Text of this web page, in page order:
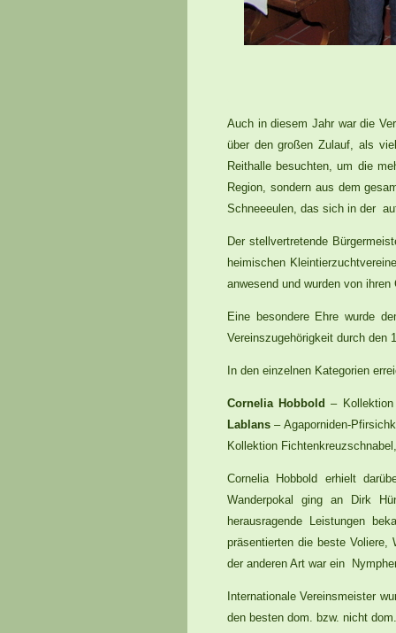
Auch in diesem Jahr war die
über den großen Zulauf, als
Reithalle besuchten, um die
Region, sondern aus dem
Schneeeulen, das sich in der
Der stellvertretende
heimischen
anwesend und wurden von
Eine besondere Ehre wurde
Vereinszugehörigkeit durch den
In den einzelnen Kategorien
Cornelia Hobbold –
Lablans – Agaporniden-
Kollektion
Cornelia Hobbold erhielt
Wanderpokal ging an Dirk
herausragende Leistungen
präsentierten die beste
der anderen Art war ein
Internationale Vereinsmeister
den besten dom. bzw. nicht